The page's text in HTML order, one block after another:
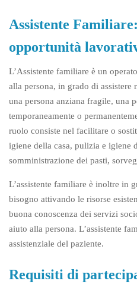
Assistente
opportunità
L’Assistente familiare è un
alla persona, in grado di
una persona anziana fragile, una
temporaneamente o
ruolo consiste nel facilitare o
igiene della casa, pulizia e igiene
somministrazione dei pasti,
L’assistente familiare è inoltre in
bisogno attivando le risorse
buona conoscenza dei servizi
aiuto alla persona. L’assistente
assistenziale del paziente.
Requisiti di